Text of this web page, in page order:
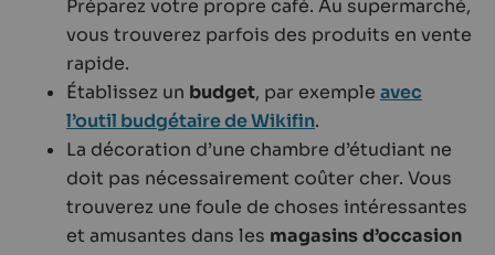
Préparez votre propre café. Au supermarché,
vous trouverez parfois des produits en vente
rapide.
Établissez un budget, par exemple avec
l’outil budgétaire de Wikifin.
La décoration d’une chambre d’étudiant ne
doit pas nécessairement coûter cher. Vous
trouverez une foule de choses intéressantes
et amusantes dans les magasinsd’occasion